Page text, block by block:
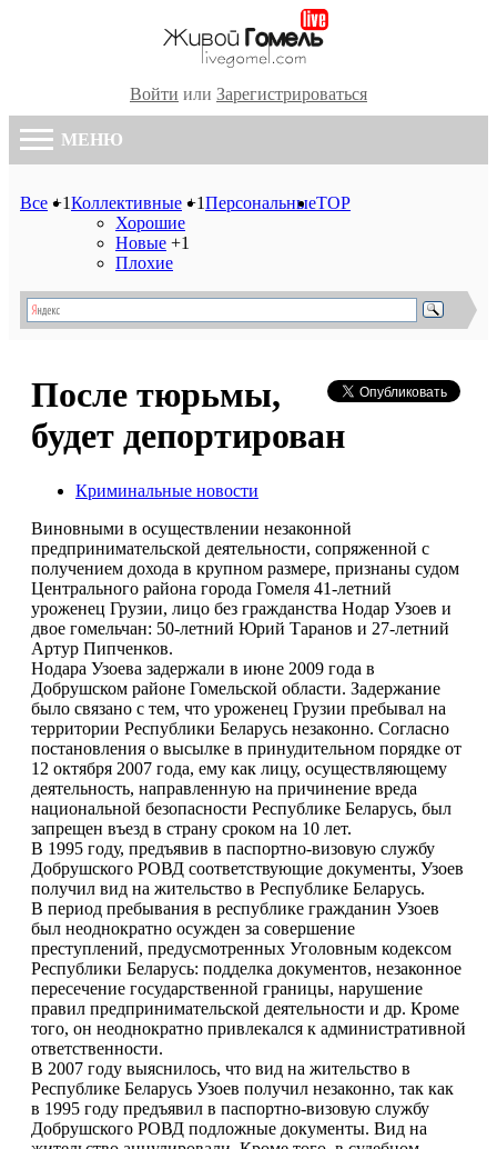
Войти или Зарегистрироваться
МЕНЮ
Все +1Коллективные +1
Хорошие
Новые +1
Плохие
ПерсональныеTOP
После тюрьмы,
будет депортирован
Криминальные новости
Виновными в осуществлении незаконной
предпринимательской деятельности, сопряженной с
получением дохода в крупном размере, признаны судом
Центрального района города Гомеля 41-летний
уроженец Грузии, лицо без гражданства Нодар Узоев и
двое гомельчан: 50-летний Юрий Таранов и 27-летний
Артур Пипченков.
Нодара Узоева задержали в июне 2009 года в
Добрушском районе Гомельской области. Задержание
было связано с тем, что уроженец Грузии пребывал на
территории Республики Беларусь незаконно. Согласно
постановления о высылке в принудительном порядке от
12 октября 2007 года, ему как лицу, осуществляющему
деятельность, направленную на причинение вреда
национальной безопасности Республике Беларусь, был
запрещен въезд в страну сроком на 10 лет.
В 1995 году, предъявив в паспортно-визовую службу
Добрушского РОВД соответствующие документы, Узоев
получил вид на жительство в Республике Беларусь.
В период пребывания в республике гражданин Узоев
был неоднократно осужден за совершение
преступлений, предусмотренных Уголовным кодексом
Республики Беларусь: подделка документов, незаконное
пересечение государственной границы, нарушение
правил предпринимательской деятельности и др. Кроме
того, он неоднократно привлекался к административной
ответственности.
В 2007 году выяснилось, что вид на жительство в
Республике Беларусь Узоев получил незаконно, так как
в 1995 году предъявил в паспортно-визовую службу
Добрушского РОВД подложные документы. Вид на